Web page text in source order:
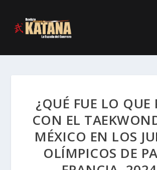
¿QUÉ FUE LO QUE
CON EL
MÉXICO EN LOS
OLÍMPICOS DE